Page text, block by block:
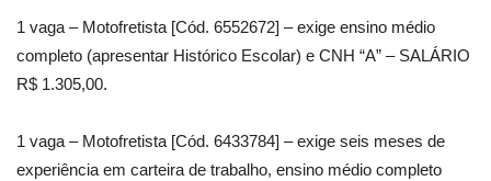
1 vaga – Motofretista [Cód. 6552672] – exige ensino médio
completo (apresentar Histórico Escolar) e CNH “A” – SALÁRIO
R$ 1.305,00.
1 vaga – Motofretista [Cód. 6433784] – exige seis meses de
experiência em carteira de trabalho, ensino médio completo